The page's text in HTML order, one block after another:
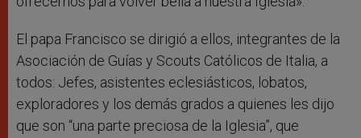
El papa Francisco se dirigió a ellos, integrantes de la
Asociación de Guías y Scouts Católicos de Italia, a
todos: Jefes, asistentes eclesiásticos, lobatos,
exploradores y los demás grados a quienes les dijo
que son “una parte preciosa de la Iglesia”, que